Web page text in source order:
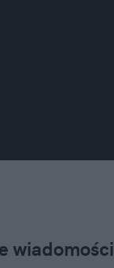
wiadomości